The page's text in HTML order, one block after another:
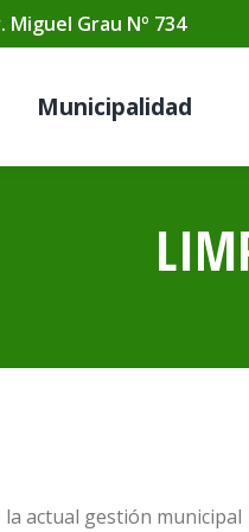
Miguel Grau Nº 734
Municipalidad
actual gestión municipal